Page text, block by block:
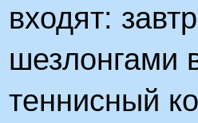
входят:
шезлонгами
теннисный